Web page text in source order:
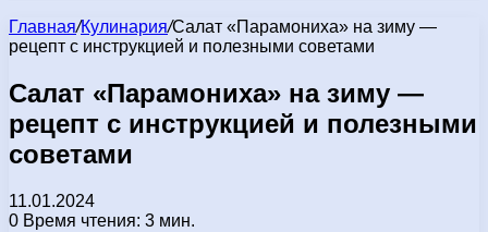
Главная/Кулинария/Салат «Парамониха» на зиму —
рецепт с инструкцией и полезными советами
Салат «Парамониха» на зиму —
рецепт с инструкцией и полезными
советами
11.01.2024
0 Время чтения: 3 мин.